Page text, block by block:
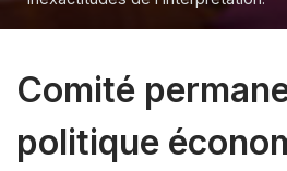
Comité
politique